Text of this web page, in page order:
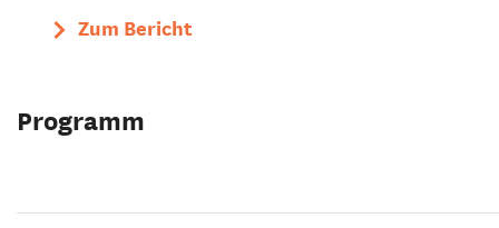
Zum Bericht
Programm